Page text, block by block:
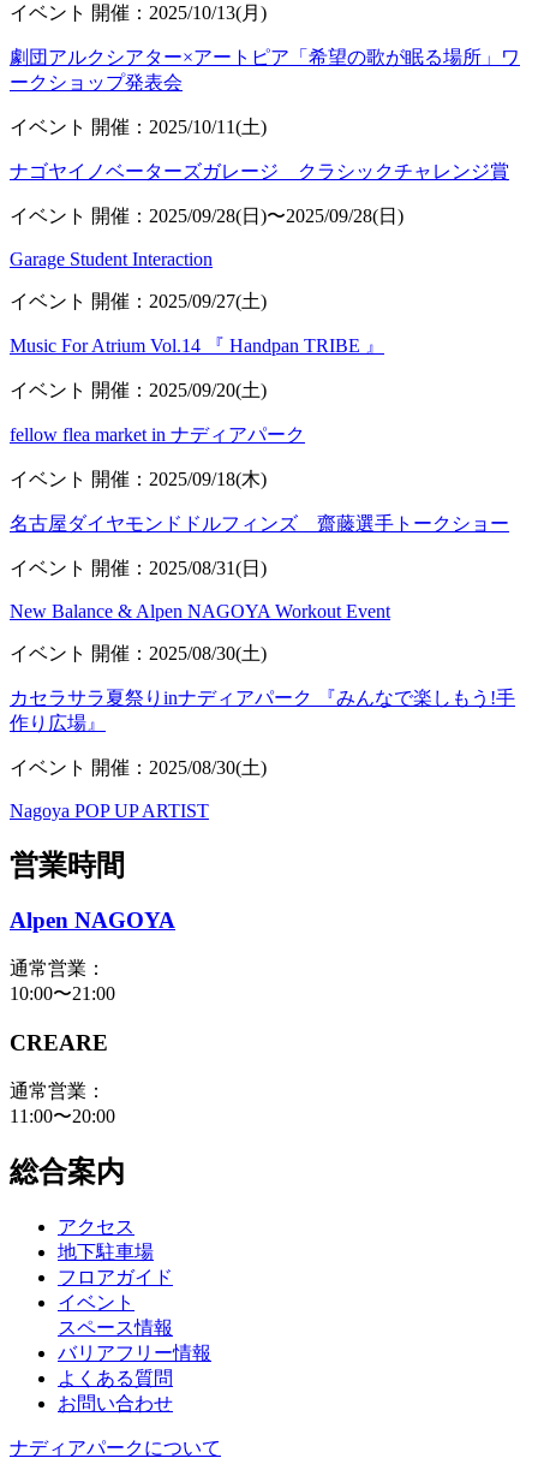
イベント 開催：2025/10/13(月)
劇団アルクシアター×アートピア「希望の歌が眠る場所」ワ
ークショップ発表会
イベント 開催：2025/10/11(土)
ナゴヤイノベーターズガレージ クラシックチャレンジ賞
イベント 開催：2025/09/28(日)〜2025/09/28(日)
Garage Student Interaction
イベント 開催：2025/09/27(土)
Music For Atrium Vol.14 『 Handpan TRIBE 』
イベント 開催：2025/09/20(土)
fellow flea market in ナディアパーク
イベント 開催：2025/09/18(木)
名古屋ダイヤモンドドルフィンズ 齋藤選手トークショー
イベント 開催：2025/08/31(日)
New Balance & Alpen NAGOYA Workout Event
イベント 開催：2025/08/30(土)
カセラサラ夏祭りinナディアパーク 『みんなで楽しもう!手
作り広場』
イベント 開催：2025/08/30(土)
Nagoya POP UP ARTIST
営業時間
Alpen NAGOYA
通常営業：
10:00〜21:00
CREARE
通常営業：
11:00〜20:00
総合案内
アクセス
地下駐車場
フロアガイド
イベント
スペース情報
バリアフリー情報
よくある質問
お問い合わせ
ナディアパークについて